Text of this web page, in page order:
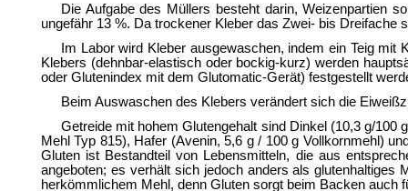
Die Aufgabe des Müllers besteht darin, Weizenpartien
ungefähr 13 %. Da trockener Kleber das Zwei- bis Dreifache
Im Labor wird Kleber ausgewaschen, indem ein Teig
Klebers (dehnbar-elastisch oder bockig-kurz) werden
oder Glutenindex mit dem Glutomatic-Gerät) festgestellt
Beim Auswaschen des Klebers verändert sich die
Getreide mit hohem Glutengehalt sind Dinkel (10,3 g/100
Mehl Typ 815), Hafer (Avenin, 5,6 g / 100 g Vollkornmehl)
Gluten ist Bestandteil von Lebensmitteln, die aus
angeboten; es verhält sich jedoch anders als glutenhaltiges
herkömmlichem Mehl, denn Gluten sorgt beim Backen auch